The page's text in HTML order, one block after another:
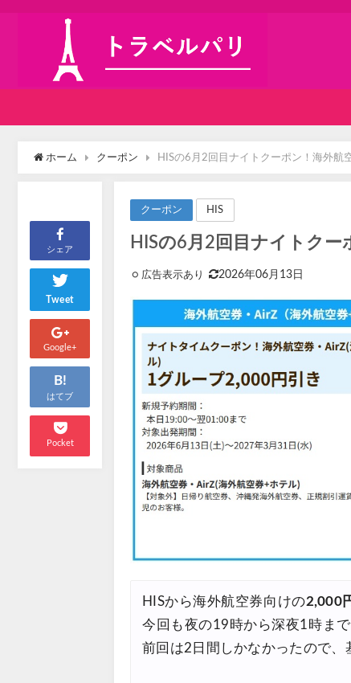
ホーム クーポン HISの6月2回目ナイトクーポン！海外航
シェア
Tweet
Google+
B!
はてブ
Pocket
クーポン HIS
HISの6月2回目ナイトクー
2026年06月13日
HISから海外航空券向けの2,000
今回も夜の19時から深夜1時ま
前回は2日間しかなかったので、